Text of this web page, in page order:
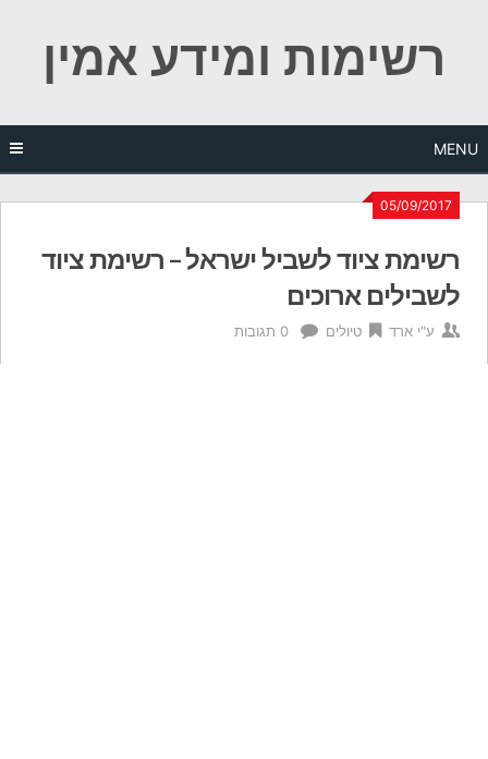
contentרשימות ומידע אמין
MENU
05/09/2017
רשימת ציוד לשביל ישראל – רשימת ציוד
לשבילים ארוכים
ע"י ארד טיולים 0 תגובות